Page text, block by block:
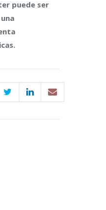
puede ser